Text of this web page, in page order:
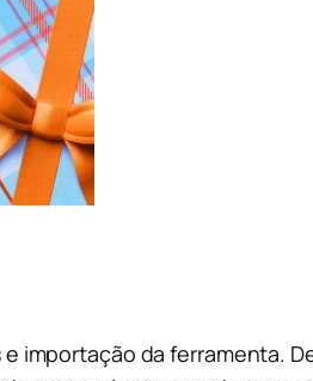
importação da ferramenta.